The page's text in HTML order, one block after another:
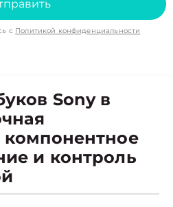
с Политикой конфиденциальности
Sony в
компонентное
и контроль